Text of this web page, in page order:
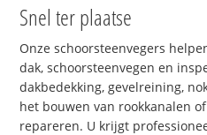
Snel ter plaatse
Onze schoorsteenvegers
dak, schoorsteenvegen en
dakbedekking, gevelreining,
het bouwen van rookkanalen
repareren. U krijgt